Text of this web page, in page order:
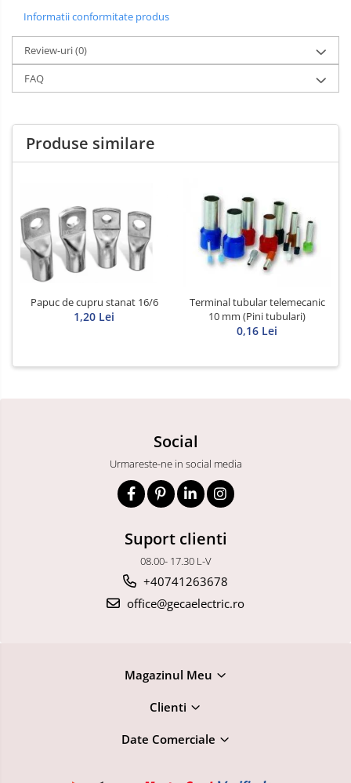
Informatii conformitate produs
Review-uri(0)
FAQ
Produse similare
Papuc de cupru stanat 16/6
1,20 Lei
Terminal tubular telemecanic
10 mm (Pini tubulari)
0,16 Lei
Social
Urmareste-ne in social media
Suport clienti
08.00- 17.30 L-V
+40741263678
office@gecaelectric.ro
Magazinul Meu
Clienti
Date Comerciale